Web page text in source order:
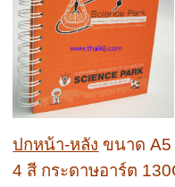
ปกหน้า-หลัง ขนาด
4 สี กระดาษอาร์ต